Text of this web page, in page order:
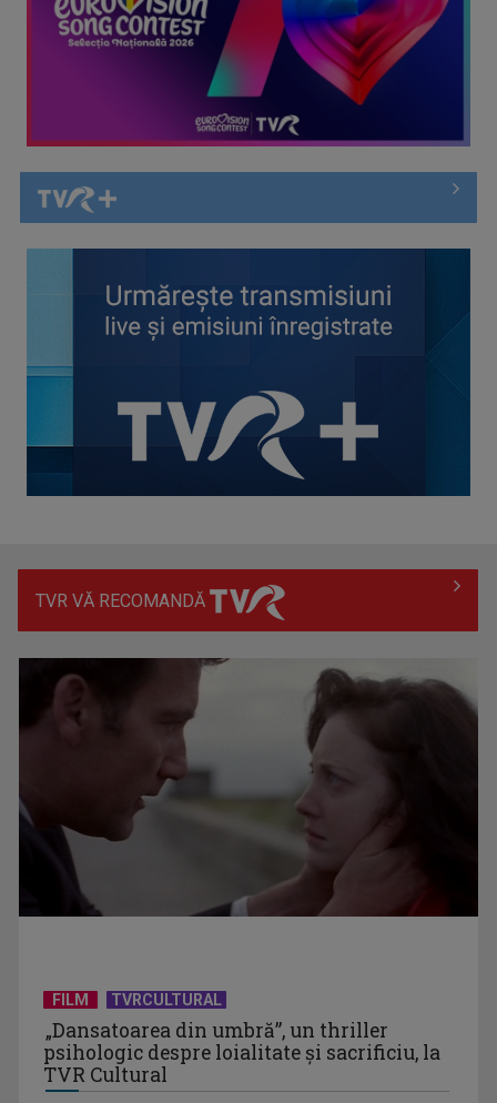
Spectacol total la TVR: David Popovici și tricolorii luptă
aniversat la TVR ...
în România”, un ...
TVR VĂ RECOMANDĂ
FILM TVRCULTURAL
„Dansatoarea din umbră”, un thriller
psihologic despre loialitate și sacrificiu, la
TVR Cultural